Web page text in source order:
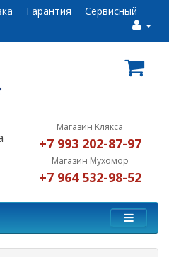
Гарантия
Сервисный
Магазин Клякса
+7 993 202-87-97
Магазин Мухомор
+7 964 532-98-52